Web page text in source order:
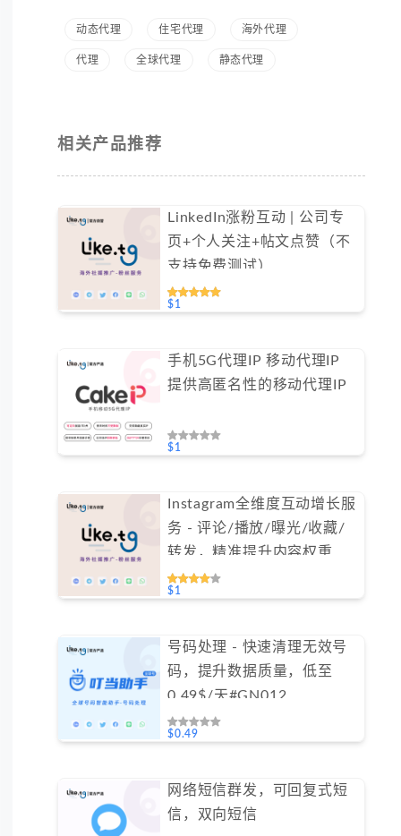
动态代理 住宅代理 海外代理
代理 全球代理 静态代理
相关产品推荐
LinkedIn涨粉互动 | 公司专
页+个人关注+帖文点赞（不
支持免费测试）
$1
手机5G代理IP 移动代理IP
提供高匿名性的移动代理IP
$1
Instagram全维度互动增长服
务 - 评论/播放/曝光/收藏/
转发，精准提升内容权重
（不支持免费测试）
$1
号码处理 - 快速清理无效号
码，提升数据质量，低至
0.49$/天#GN012
$0.49
网络短信群发，可回复式短
信，双向短信